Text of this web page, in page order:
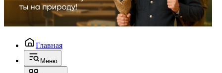
Главная
Меню